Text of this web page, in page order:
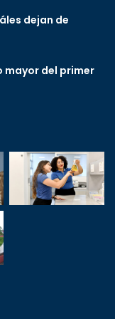
dejan de
mayor del primer